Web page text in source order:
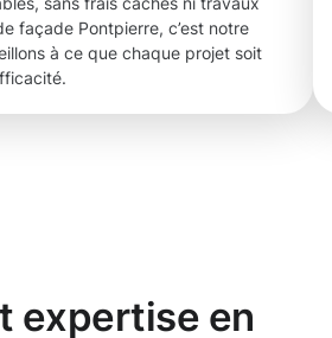
façade Pontpierre, c’est notre
à ce que chaque projet soit
expertise en